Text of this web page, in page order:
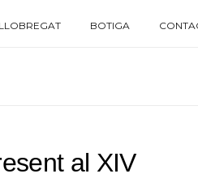
BOTIGA
al XIV